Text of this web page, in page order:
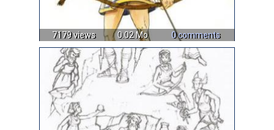
7179 views 0.02 Mo 0 comments